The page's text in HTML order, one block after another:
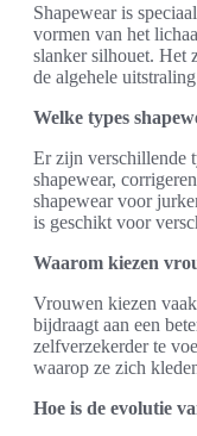
Shapewear is
vormen van het
slanker silhouet. Het
de algehele
Welke types
Er zijn verschillende
shapewear,
shapewear voor
is geschikt voor
Waarom kiezen
Vrouwen kiezen
bijdraagt aan een
zelfverzekerder te
waarop ze zich
Hoe is de evolutie